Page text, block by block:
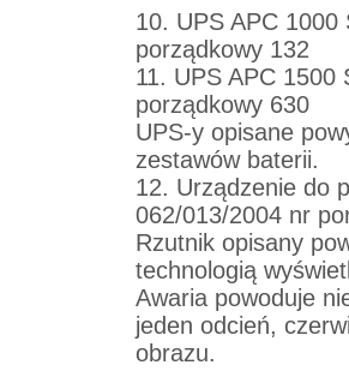
10. UPS APC
porządkowy 132
11. UPS APC
porządkowy 630
UPS-y opisane
zestawów baterii.
12. Urządzenie do
062/013/2004 nr
Rzutnik opisany
technologią
Awaria powoduje
jeden odcień,
obrazu.